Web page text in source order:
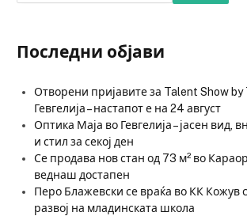
Последни објави
Отворени пријавите за Talent Show by
Гевгелија – настапот е на 24 август
Оптика Маја во Гевгелија – јасен вид,
и стил за секој ден
Се продава нов стан од 73 м² во
веднаш достапен
Перо Блажевски се враќа во КК Кожув
развој на младинската школа